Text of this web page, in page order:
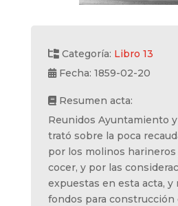
Categoría: Libro 13
Fecha: 1859-02-20
Resumen acta:
Reunidos Ayuntamiento
trató sobre la poca
por los molinos
cocer, y por las
expuestas en esta acta,
fondos para construcción